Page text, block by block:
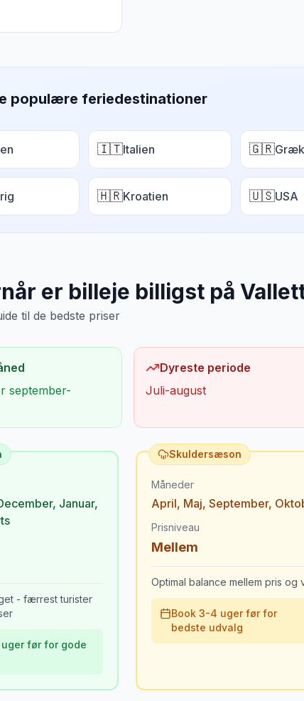
populære feriedestinationer
🇮🇹Italien 🇬🇷
🇭🇷Kroatien 🇺🇸USA
er billeje billigst på
til de bedste priser
september-
Dyreste periode
Juli-august
, Januar,
- færrest turister
før for gode
Skuldersæson
Måneder
April, Maj, September,
Prisniveau
Mellem
Optimal balance mellem pris og
Book 3-4 uger før for
bedste udvalg